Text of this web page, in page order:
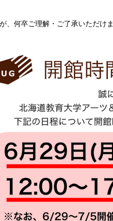
、何卒ご理解・ご了承いただけ